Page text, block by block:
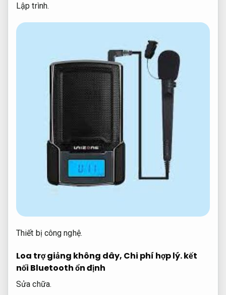
Lập trình.
Thiết bị công nghệ.
Loa trợ giảng không dây, Chi phí hợp lý.kết
nối Bluetooth ổn định
Sửa chữa.